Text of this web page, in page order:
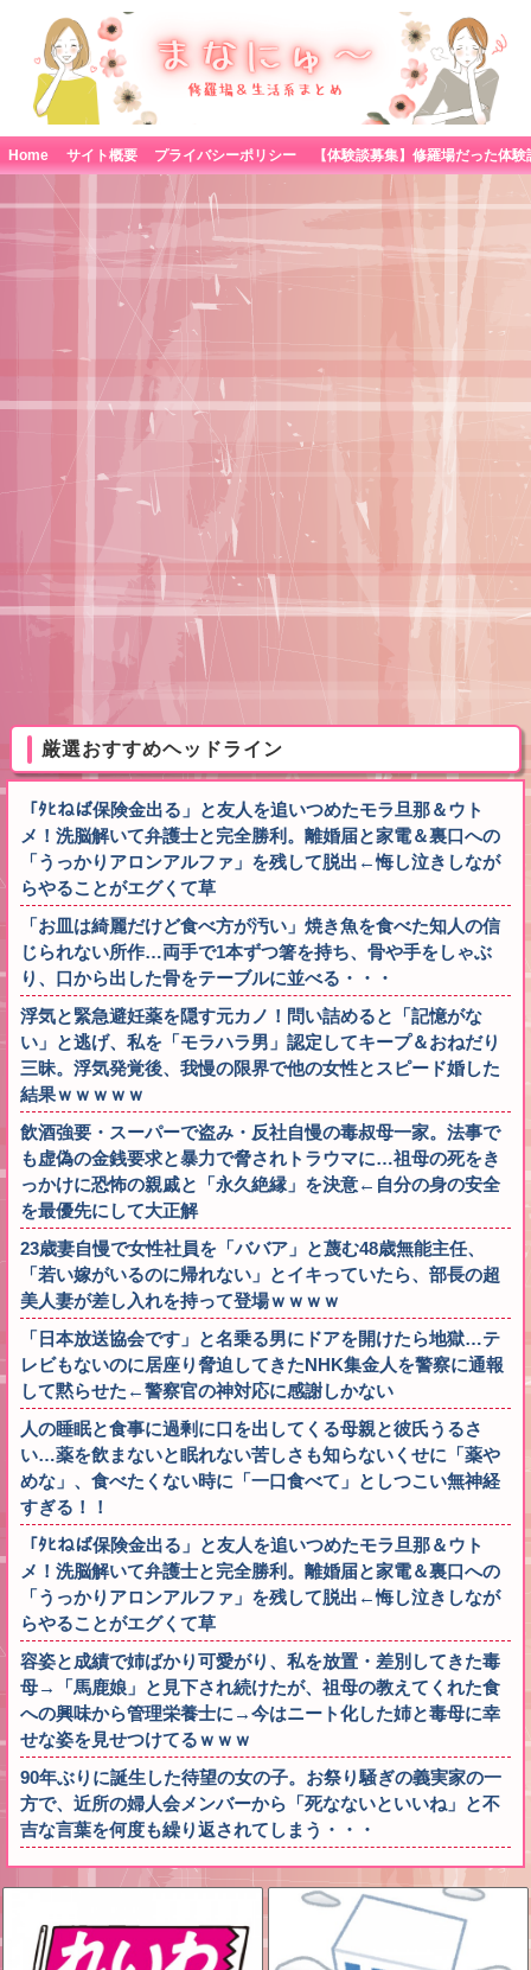
Home サイト概要 プライバシーポリシー
厳選おすすめヘッドライン
「ﾀﾋねば保険金出る」と友人を追いつめたモラ旦那＆ウト
メ！洗脳解いて弁護士と完全勝利。離婚届と家電＆裏口への
「うっかりアロンアルファ」を残して脱出←悔し泣きしなが
らやることがエグくて草
「お皿は綺麗だけど食べ方が汚い」焼き魚を食べた知人の信
じられない所作…両手で1本ずつ箸を持ち、骨や手をしゃぶ
り、口から出した骨をテーブルに並べる・・・
浮気と緊急避妊薬を隠す元カノ！問い詰めると「記憶がな
い」と逃げ、私を「モラハラ男」認定してキープ＆おねだり
三昧。浮気発覚後、我慢の限界で他の女性とスピード婚した
結果ｗｗｗｗｗ
飲酒強要・スーパーで盗み・反社自慢の毒叔母一家。法事で
も虚偽の金銭要求と暴力で脅されトラウマに…祖母の死をき
っかけに恐怖の親戚と「永久絶縁」を決意←自分の身の安全
を最優先にして大正解
23歳妻自慢で女性社員を「ババア」と蔑む48歳無能主任、
「若い嫁がいるのに帰れない」とイキっていたら、部長の超
美人妻が差し入れを持って登場ｗｗｗｗ
「日本放送協会です」と名乗る男にドアを開けたら地獄…テ
レビもないのに居座り脅迫してきたNHK集金人を警察に通報
して黙らせた←警察官の神対応に感謝しかない
人の睡眠と食事に過剰に口を出してくる母親と彼氏うるさ
い…薬を飲まないと眠れない苦しさも知らないくせに「薬や
めな」、食べたくない時に「一口食べて」としつこい無神経
すぎる！！
「ﾀﾋねば保険金出る」と友人を追いつめたモラ旦那＆ウト
メ！洗脳解いて弁護士と完全勝利。離婚届と家電＆裏口への
「うっかりアロンアルファ」を残して脱出←悔し泣きしなが
らやることがエグくて草
容姿と成績で姉ばかり可愛がり、私を放置・差別してきた毒
母→「馬鹿娘」と見下され続けたが、祖母の教えてくれた食
への興味から管理栄養士に→今はニート化した姉と毒母に幸
せな姿を見せつけてるｗｗｗ
90年ぶりに誕生した待望の女の子。お祭り騒ぎの義実家の一
方で、近所の婦人会メンバーから「死なないといいね」と不
吉な言葉を何度も繰り返されてしまう・・・